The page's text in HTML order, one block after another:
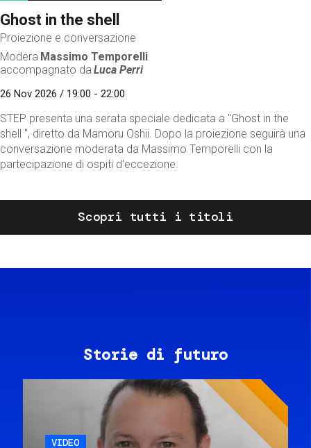
Ghost in the shell
Proiezione e conversazione
Modera Massimo Temporelli
accompagnato da Luca Perri
26 Nov 2026 / 19:00 - 22:00
STEP presenta una serata speciale dedicata a "Ghost in the
shell ", diretto da Mamoru Oshii. Dopo la proiezione seguirà una
conversazione moderata da Massimo Temporelli con la
partecipazione di ospiti d'eccezione.
Scopri tutti i titoli
Storie di futuro
VIDEO